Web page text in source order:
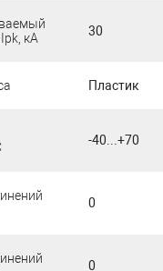
кА
30
Пластик
-40...+70
0
0